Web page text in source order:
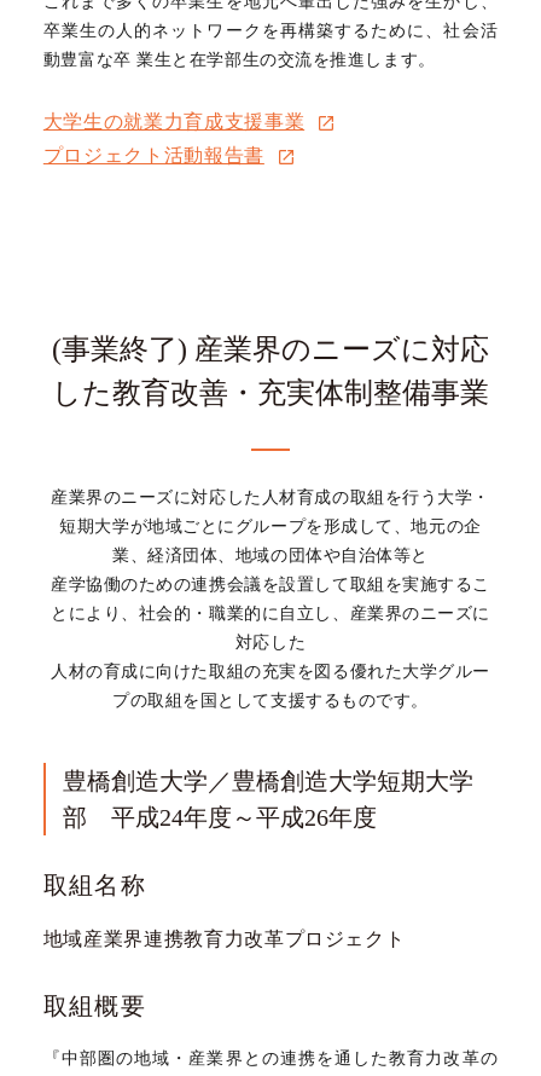
卒業生の人的ネットワークを再構築するために、社会活
動豊富な卒 業生と在学部生の交流を推進します。
大学生の就業力育成支援事業
プロジェクト活動報告書
(事業終了) 産業界のニーズに対応
した教育改善・充実体制整備事業
産業界のニーズに対応した人材育成の取組を行う大学・
短期大学が地域ごとにグループを形成して、地元の企
業、経済団体、地域の団体や自治体等と
産学協働のための連携会議を設置して取組を実施するこ
とにより、社会的・職業的に自立し、産業界のニーズに
対応した
人材の育成に向けた取組の充実を図る優れた大学グルー
プの取組を国として支援するものです。
豊橋創造大学／豊橋創造大学短期大学
部 平成24年度～平成26年度
取組名称
地域産業界連携教育力改革プロジェクト
取組概要
『中部圏の地域・産業界との連携を通した教育力改革の